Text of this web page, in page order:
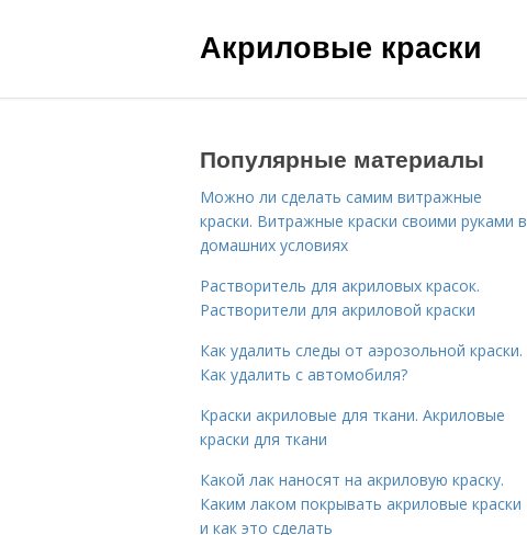
Акриловые краски
Популярные материалы
Можно ли сделать самим витражные
краски. Витражные краски своими руками в
домашних условиях
Растворитель для акриловых красок.
Растворители для акриловой краски
Как удалить следы от аэрозольной краски.
Как удалить с автомобиля?
Краски акриловые для ткани. Акриловые
краски для ткани
Какой лак наносят на акриловую краску.
Каким лаком покрывать акриловые краски
и как это сделать